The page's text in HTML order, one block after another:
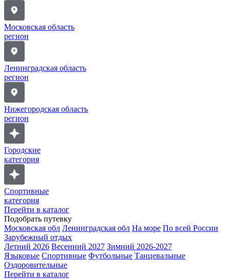
Московская область
регион
Ленинградская область
регион
Нижегородская область
регион
Городские
категория
Спортивные
категория
Перейти в каталог
Подобрать путевку
Московская обл Ленинградская обл На море По всей России
Зарубежный отдых
Летний 2026 Весенний 2027 Зимний 2026-2027
Языковые Спортивные Футбольные Танцевальные
Оздоровительные
Перейти в каталог